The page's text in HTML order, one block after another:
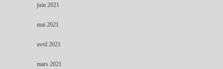
juin 2021
mai 2021
avril 2021
mars 2021